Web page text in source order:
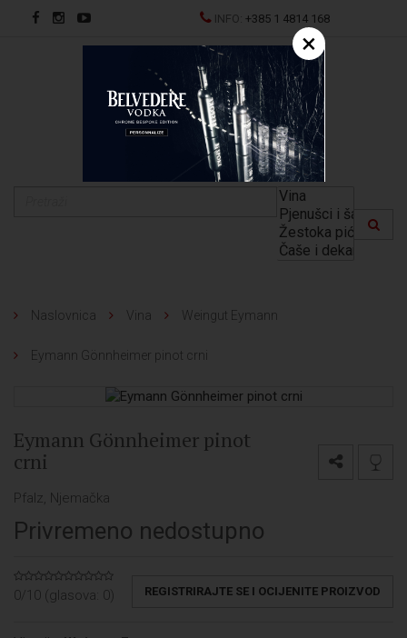
INFO:+385 1 4814 168
EN
Naslovnica Vina Weingut Eymann
Eymann Gönnheimer pinot crni
Eymann Gönnheimer pinot
crni
Pfalz, Njemačka
Privremeno nedostupno
0/10 (glasova: 0) REGISTRIRAJTE SE I OCIJENITE PROIZVOD
×